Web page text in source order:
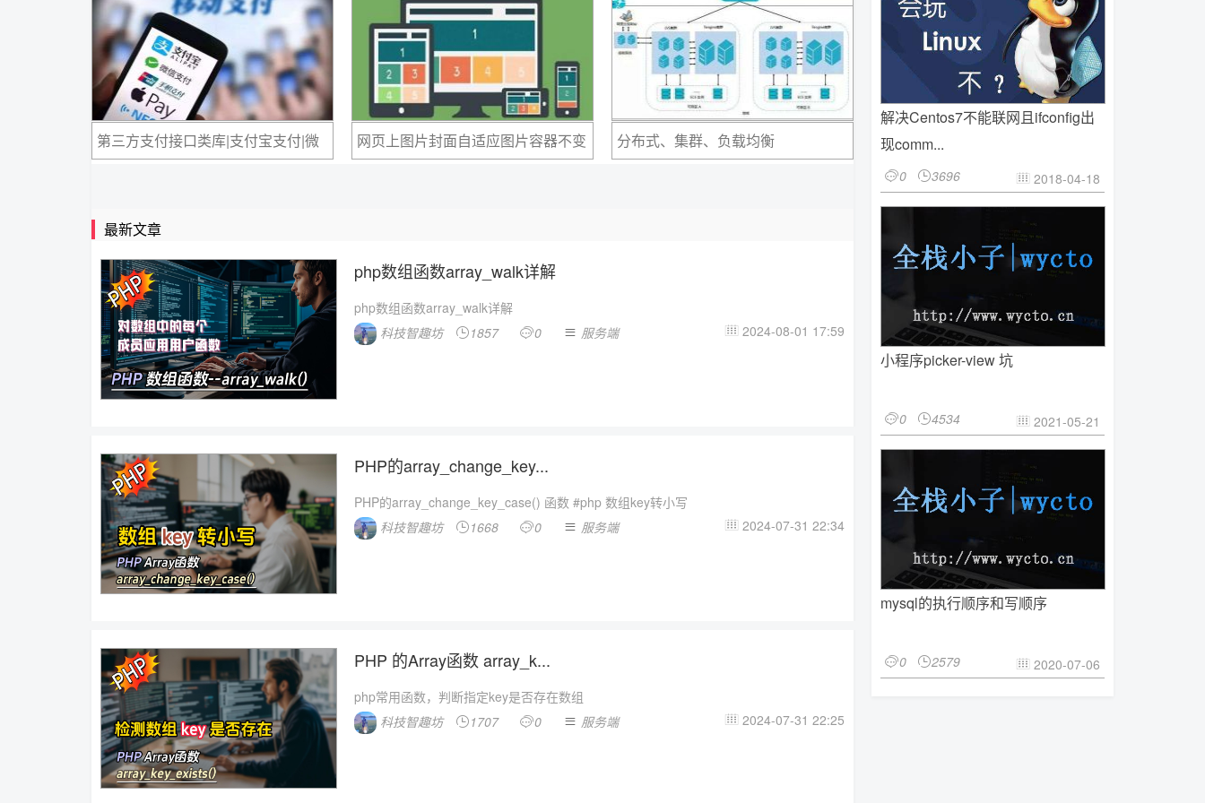
第三方支付接口类库|支付宝支付|微
网页上图片封面自适应图片容器不变
分布式、集群、负载均衡
最新文章
php数组函数array_walk详解
php数组函数array_walk详解
科技智趣坊
1857 0  服务端  2024-08-01 17:59
PHP的array_change_key...
PHP的array_change_key_case() 函数 #php 数组key转小写
科技智趣坊
1668 0  服务端  2024-07-31 22:34
PHP 的Array函数 array_k...
php常用函数，判断指定key是否存在数组
科技智趣坊
1707 0  服务端  2024-07-31 22:25
解决Centos7不能联网且ifconfig出
现comm...
0 3696  2018-04-18
小程序picker-view 坑
0 4534  2021-05-21
mysql的执行顺序和写顺序
0 2579  2020-07-06